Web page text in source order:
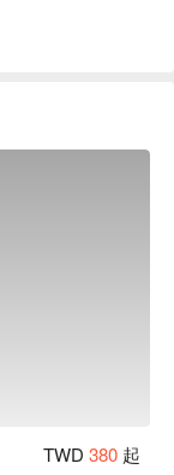
擇。
TWD 380 起